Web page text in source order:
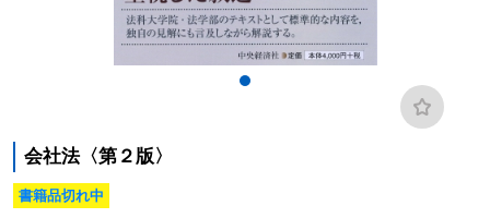
会社法〈第２版〉
書籍品切れ中